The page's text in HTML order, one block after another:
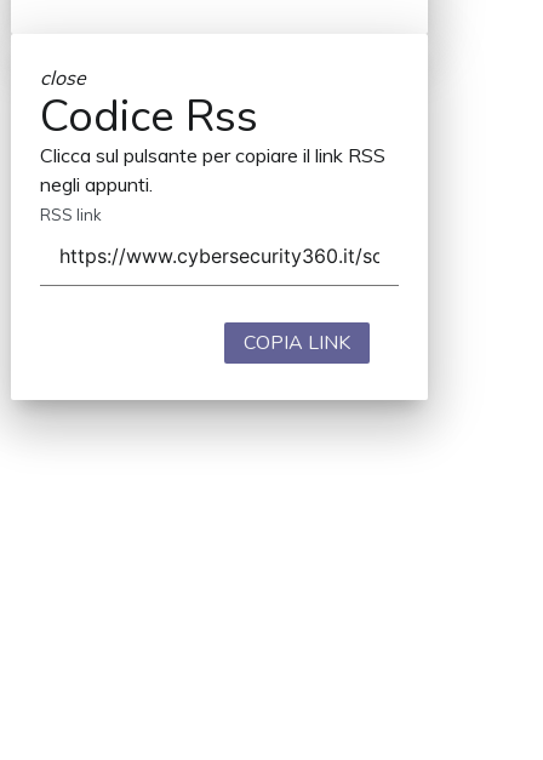
close
Codice Rss
Clicca sul pulsante per copiare il link RSS
negli appunti.
RSS link
COPIA LINK